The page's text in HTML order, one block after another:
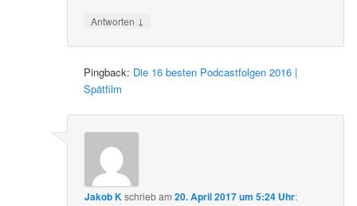
Antworten ↓
Pingback: Die 16 besten Podcastfolgen 2016 |
Spätfilm
Jakob Kschriebam20. April 2017 um 5:24 Uhr: